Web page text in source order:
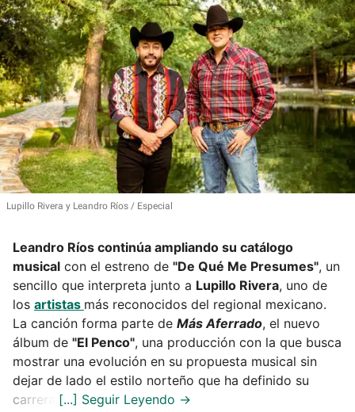
Lupillo Rivera y Leandro Ríos Especial
Leandro Ríos continúa ampliando su catálogo
musical con el estreno de "De Qué Me Presumes", un
sencillo que interpreta junto a Lupillo Rivera, uno de
los artistas más reconocidos del regional mexicano.
La canción forma parte de Más Aferrado, el nuevo
álbum de "El Penco", una producción con la que busca
mostrar una evolución en su propuesta musical sin
dejar de lado el estilo norteño que ha definido su
carrera.